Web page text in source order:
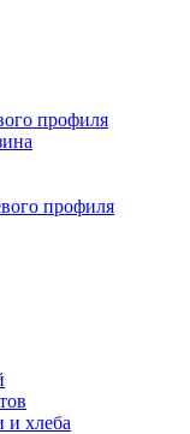
профиля
профиля
и хлеба